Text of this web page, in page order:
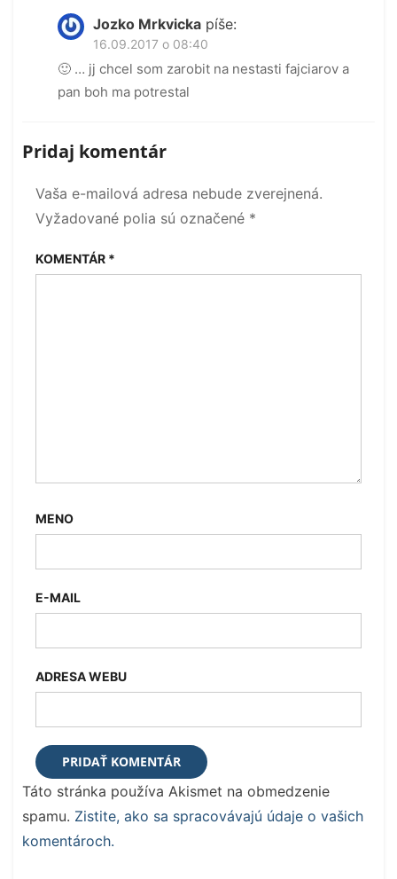
Jozko Mrkvicka píše:
16.09.2017 o 08:40
🙂 … jj chcel som zarobit na nestasti fajciarov a
pan boh ma potrestal
Pridaj komentár
Vaša e-mailová adresa nebude zverejnená.
Vyžadované polia sú označené *
KOMENTÁR *
MENO
E-MAIL
ADRESA WEBU
Táto stránka používa Akismet na obmedzenie
spamu. Zistite, ako sa spracovávajú údaje o vašich
komentároch.